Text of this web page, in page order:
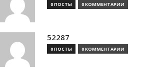
0 ПОСТЫ 0 КОММЕНТАРИИ
52287
0 ПОСТЫ 0 КОММЕНТАРИИ